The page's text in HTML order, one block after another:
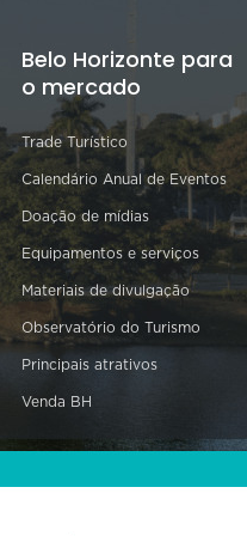
Belo Horizonte para
o mercado
Trade Turístico
Calendário Anual de Eventos
Doação de mídias
Equipamentos e serviços
Materiais de divulgação
Observatório do Turismo
Principais atrativos
Venda BH